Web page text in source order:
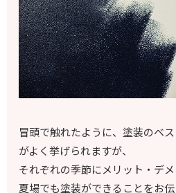
冒頭で触れたように、塗装のベ
がよく挙げられますが、
それぞれの季節にメリット・デメ
夏場でも塗装ができることをお